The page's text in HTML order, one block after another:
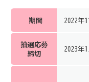
期間 2022年
抽選応募
締切
2023年